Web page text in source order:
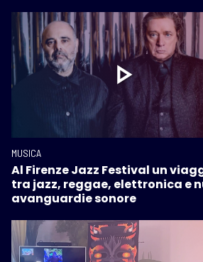
MUSICA
Al Firenze Jazz Festival un
tra jazz, reggae, elettronica e
avanguardie sonore